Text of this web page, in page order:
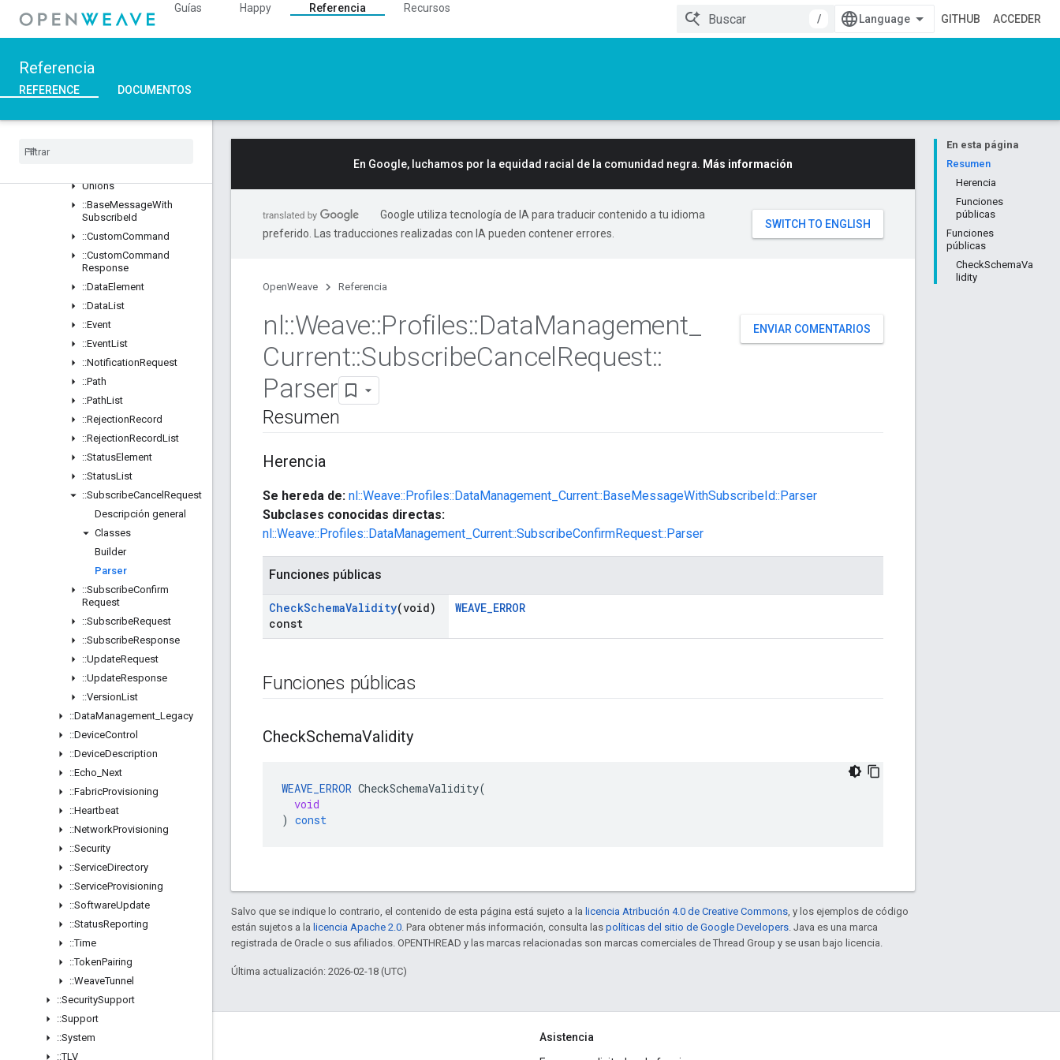
Guías Happy Referencia
Recursos
/
GITHUB ACCEDER
Referencia
REFERENCE DOCUMENTOS
Descripción general
::BDX_Development
::BulkDataTransfer
Unions
::BaseMessageWith
SubscribeId
::CustomCommand
::CustomCommand
Response
::DataElement
::DataList
::Event
::EventList
::NotificationRequest
::Path
::PathList
::RejectionRecord
::RejectionRecordList
::StatusElement
::StatusList
::SubscribeCancel Request
Descripción general
Classes
Builder
Parser
::SubscribeConfirm
Request
::SubscribeRequest
::SubscribeResponse
::UpdateRequest
::UpdateResponse
::VersionList
::DataManagement Legacy
::DeviceControl
::DeviceDescription
::Echo Next
::FabricProvisioning
::Heartbeat
::NetworkProvisioning
::Security
::ServiceDirectory
::ServiceProvisioning
::SoftwareUpdate
::StatusReporting
::Time
::TokenPairing
::WeaveTunnel
::SecuritySupport
::Support
::System
::TLV
En esta página
Resumen
Herencia
Funciones
públicas
Funciones
públicas
CheckSchemaVa
lidity
En Google, luchamos por la equidad racial de la comunidad negra. Más información
Google utiliza tecnología de IA para traducir contenido a tu idioma
preferido. Las traducciones realizadas con IA pueden contener errores.
OpenWeave Referencia
ENVIAR COMENTARIOS
nl::Weave::Profiles::DataManagement
Current::SubscribeCancelRequest::
Parser
Resumen
Herencia
Se hereda de: nl::Weave::Profiles::DataManagement_Current::BaseMessageWithSubscribeId::Parser
Subclases conocidas directas:
nl::Weave::Profiles::DataManagement_Current::SubscribeConfirmRequest::Parser
Funciones públicas
CheckSchemaValidity(void)
const
WEAVE_ERROR
Funciones públicas
CheckSchemaValidity
WEAVE_ERROR CheckSchemaValidity(
void
) const
Salvo que se indique lo contrario, el contenido de esta página está sujeto a la licencia Atribución 4.0 de Creative Commons, y los ejemplos de código
están sujetos a la licencia Apache 2.0. Para obtener más información, consulta las políticas del sitio de Google Developers. Java es una marca
registrada de Oracle o sus afiliados. OPENTHREAD y las marcas relacionadas son marcas comerciales de Thread Group y se usan bajo licencia.
Última actualización: 2026-02-18 (UTC)
GitHub
Asistencia